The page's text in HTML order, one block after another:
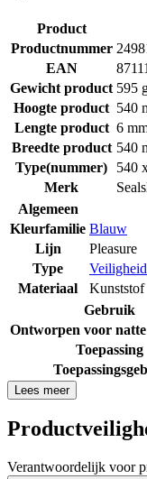
Product
Productnummer
EAN
Gewicht product 595
Hoogte product 540
Lengte product 6
Breedte product 540
Type(nummer)
540
Merk
Algemeen
Kleurfamilie Blauw
Lijn
Pleasure
Type
Materiaal
Kunststof
Gebruik
Ontworpen voor
Toepassing
Lees meer
Verantwoordelijk voor